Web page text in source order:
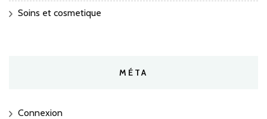
Soins et cosmetique
MÉTA
Connexion